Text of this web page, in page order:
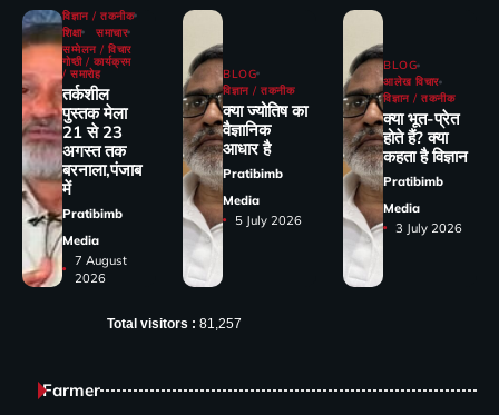
विज्ञान / तकनीक
शिक्षा
समाचार
सम्मेलन / विचार
गोष्ठी / कार्यक्रम
/ समारोह
तर्कशील
पुस्तक मेला
21 से 23
अगस्त तक
बरनाला,पंजाब
में
Pratibimb
Media
7 August
2026
BLOG
विज्ञान / तकनीक
क्या ज्योतिष का
वैज्ञानिक
आधार है
Pratibimb
Media
5 July 2026
BLOG
आलेख विचार
विज्ञान / तकनीक
क्या भूत-प्रेत
होते हैं? क्या
कहता है विज्ञान
Pratibimb
Media
3 July 2026
Total visitors : 81,257
Farmer